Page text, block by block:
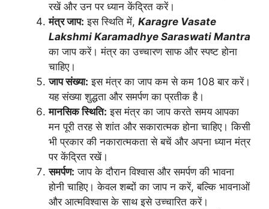
रखें और उन पर ध्यान केंद्रित करें।
मंत्र जाप: इस स्थिति में, Karagre Vasate
Lakshmi Karamadhye Saraswati Mantra
का जाप करें। मंत्र का उच्चारण साफ और स्पष्ट होना
चाहिए।
जाप संख्या: इस मंत्र का जाप कम से कम 108 बार करें।
यह संख्या शुद्धता और समर्पण का प्रतीक है।
मानसिक स्थिति: इस मंत्र का जाप करते समय आपका
मन पूरी तरह से शांत और सकारात्मक होना चाहिए। किसी
भी प्रकार की नकारात्मकता से बचें और अपना ध्यान मंत्र
पर केंद्रित रखें।
समर्पण: जाप के दौरान विश्वास और समर्पण की भावना
होनी चाहिए। केवल शब्दों का जाप न करें, बल्कि भावनाओं
और आत्मविश्वास के साथ इसे उच्चारित करें।